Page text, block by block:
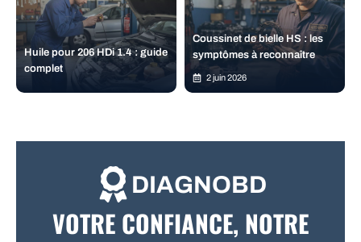
Huile pour 206 HDi 1.4 : guide
complet
Coussinet de bielle HS : les
symptômes à reconnaître
2 juin 2026
DIAGNOBD
VOTRE CONFIANCE, NOTRE